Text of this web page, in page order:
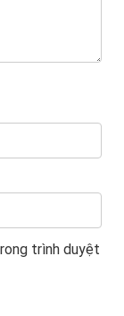
trình duyệt